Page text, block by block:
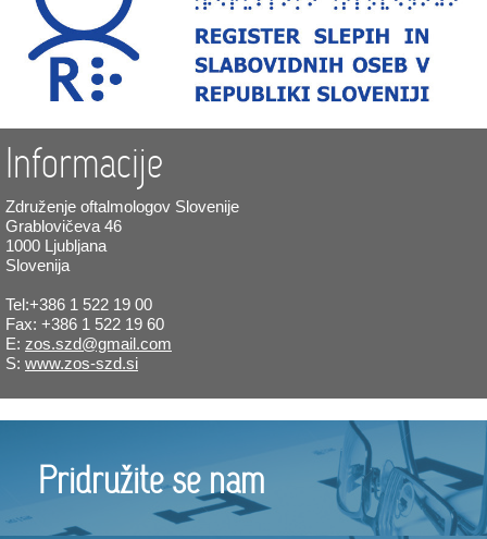
Informacije
Združenje oftalmologov Slovenije
Grablovičeva 46
1000 Ljubljana
Slovenija
Tel:+386 1 522 19 00
Fax: +386 1 522 19 60
E: zos.szd@gmail.com
S: www.zos-szd.si
Pridružite se nam